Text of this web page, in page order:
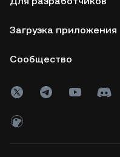
Загрузка приложения
Сообщество